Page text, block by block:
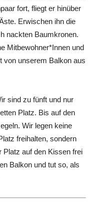
fort, fliegt er hinüber
Erwischen ihn die
nackten Baumkronen.
Mitbewohner*Innen und
von unserem Balkon aus
sind zu fünft und nur
Platz. Bis auf den
Wir legen keine
freihalten, sondern
Platz auf den Kissen frei
Balkon und tut so, als